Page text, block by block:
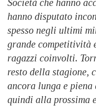
Società che hanno
hanno disputato
spesso negli ultimi
grande competitività
ragazzi coinvolti.
resto della stagione,
ancora lunga e
quindi alla prossima